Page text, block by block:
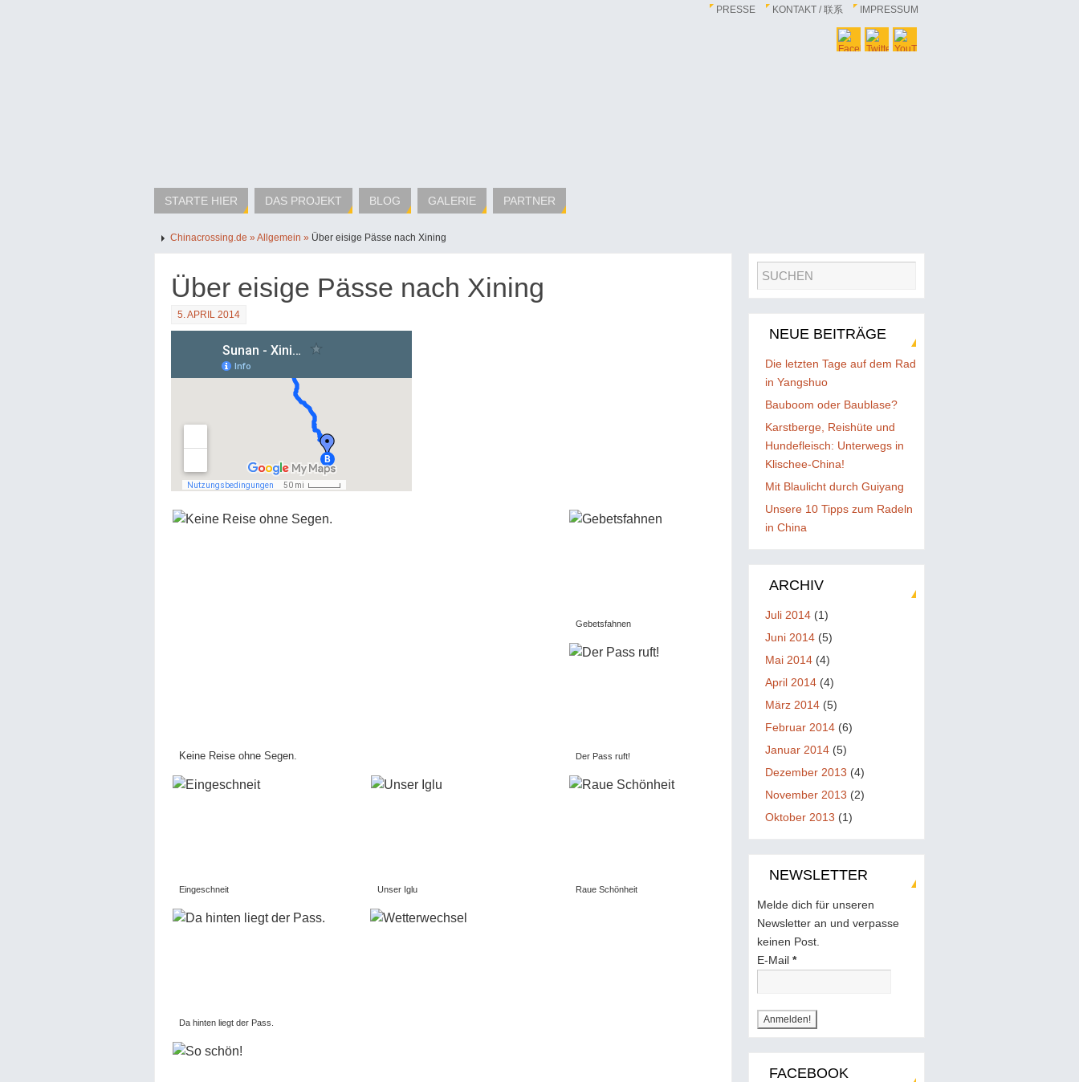
PRESSE KONTAKT / 联系 IMPRESSUM
STARTE HIER DAS PROJEKT BLOG GALERIE PARTNER
Chinacrossing.de » Allgemein » Über eisige Pässe nach Xining
Über eisige Pässe nach Xining
5. APRIL 2014
Keine Reise ohne Segen.
Gebetsfahnen
Der Pass ruft!
Eingeschneit Unser Iglu Raue Schönheit
Da hinten liegt der Pass.
NEUE BEITRÄGE
Die letzten Tage auf dem Rad
in Yangshuo
Bauboom oder Baublase?
Karstberge, Reishüte und
Hundefleisch: Unterwegs in
Klischee-China!
Mit Blaulicht durch Guiyang
Unsere 10 Tipps zum Radeln
in China
ARCHIV
Juli 2014 (1)
Juni 2014 (5)
Mai 2014 (4)
April 2014 (4)
März 2014 (5)
Februar 2014 (6)
Januar 2014 (5)
Dezember 2013 (4)
November 2013 (2)
Oktober 2013 (1)
NEWSLETTER
Melde dich für unseren
Newsletter an und verpasse
keinen Post.
E-Mail *
FACEBOOK